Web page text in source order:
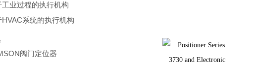
工业过程的执行机构
HVAC系统的执行机构
阀门定位器